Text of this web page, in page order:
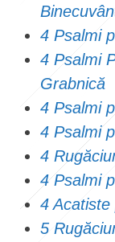
4 Psalmi
4 Psalmi
Grabnică
4 Psalmi
4 Psalmi
4
4 Psalmi
4
5